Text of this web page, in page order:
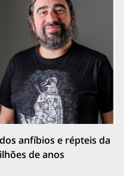
anfíbios e répteis da
de anos